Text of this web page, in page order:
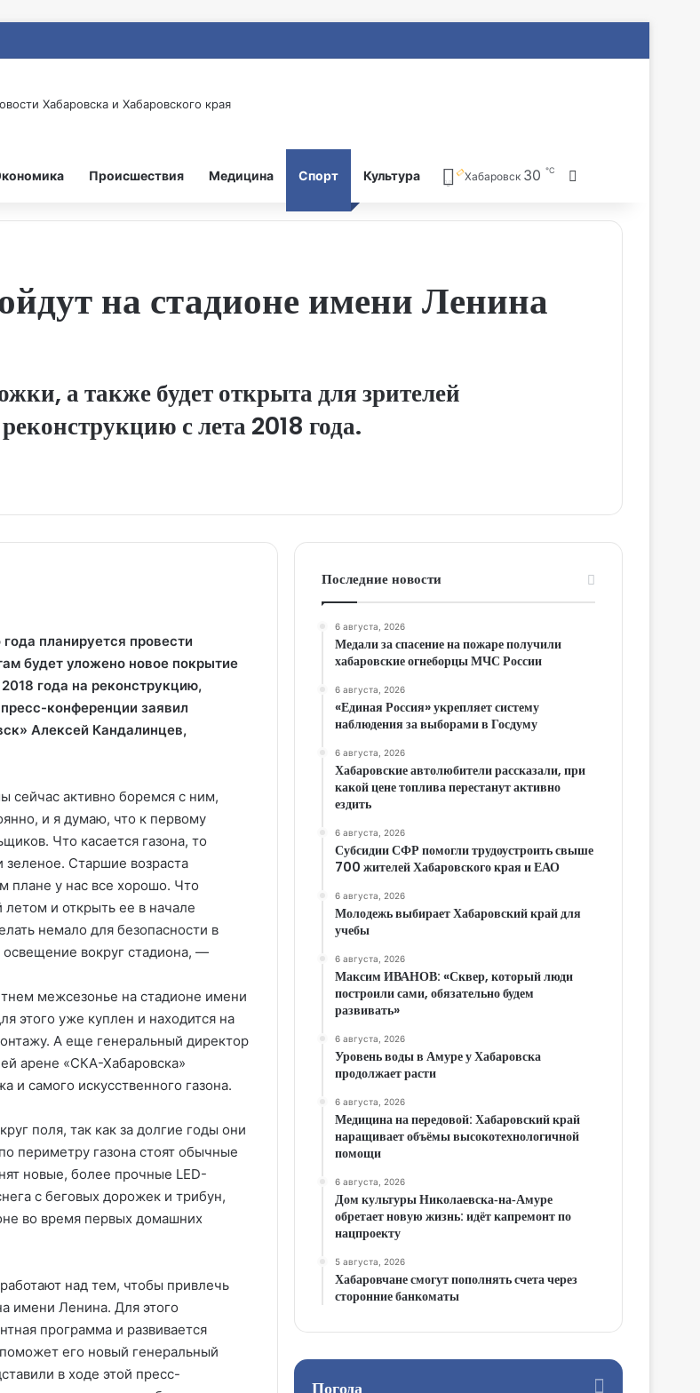
Происшествия Медицина Спорт Культура Хабаровск 30 ℃
на стадионе имени Ленина
а также будет открыта для зрителей
с лета 2018 года.
планируется провести
будет уложено новое покрытие
года на реконструкцию,
конференции заявил
Алексей Кандалинцев,
сейчас активно боремся с ним,
и я думаю, что к первому
Что касается газона, то
зеленое. Старшие возраста
плане у нас все хорошо. Что
и открыть ее в начале
немало для безопасности в
вокруг стадиона, —
межсезонье на стадионе имени
этого уже куплен и находится на
А еще генеральный директор
арене «СКА-Хабаровска»
и самого искусственного газона.
поля, так как за долгие годы они
периметру газона стоят обычные
новые, более прочные LED-
с беговых дорожек и трибун,
во время первых домашних
над тем, чтобы привлечь
имени Ленина. Для этого
программа и развивается
его новый генеральный
в ходе этой пресс-
Последние новости
6 августа, 2026
Медали за спасение на пожаре получили
хабаровские огнеборцы МЧС России
6 августа, 2026
«Единая Россия» укрепляет систему
наблюдения за выборами в Госдуму
6 августа, 2026
Хабаровские автолюбители рассказали, при
какой цене топлива перестанут активно
ездить
6 августа, 2026
Субсидии СФР помогли трудоустроить свыше
700 жителей Хабаровского края и ЕАО
6 августа, 2026
Молодежь выбирает Хабаровский край для
учебы
6 августа, 2026
Максим ИВАНОВ: «Сквер, который люди
построили сами, обязательно будем
развивать»
6 августа, 2026
Уровень воды в Амуре у Хабаровска
продолжает расти
6 августа, 2026
Медицина на передовой: Хабаровский край
наращивает объёмы высокотехнологичной
помощи
6 августа, 2026
Дом культуры Николаевска‑на‑Амуре
обретает новую жизнь: идёт капремонт по
нацпроекту
5 августа, 2026
Хабаровчане смогут пополнять счета через
сторонние банкоматы
Погода